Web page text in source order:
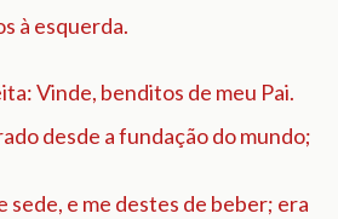
à esquerda.
Vinde, benditos de meu Pai.
desde a fundação do mundo;
e me destes de beber; era